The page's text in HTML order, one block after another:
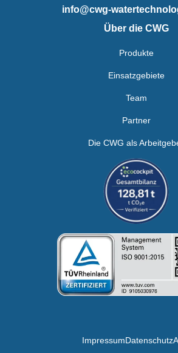
info@cwg-
Über die CWG
Produkte
Einsatzgebiete
Team
Partner
Die CWG als
ImpressumDatenschutz